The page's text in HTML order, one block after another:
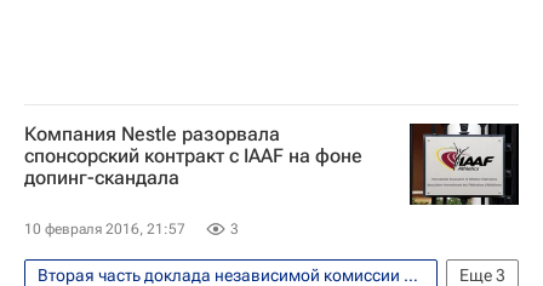
Компания Nestle разорвала
спонсорский контракт с IAAF на фоне
допинг-скандала
10 февраля 2016, 21:57 3
Еще3
Вторая часть доклада независимой комиссии WADA обнародована 14 января 2016 года